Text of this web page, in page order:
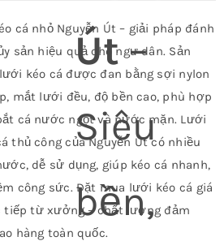
Út–
Siêu
bền,
cá nhỏ Nguyễn Út – giải pháp đánh
sản hiệu quả cho ngư dân. Sản
kéo cá được đan bằng sợi nylon
mắt lưới đều, độ bền cao, phù hợp
cá nước ngọt và nước mặn. Lưới
thủ công của Nguyễn Út có nhiều
dễ sử dụng, giúp kéo cá nhanh,
công sức. Đặt mua lưới kéo cá giá
tiếp từ xưởng – chất lượng đảm
hàng toàn quốc.